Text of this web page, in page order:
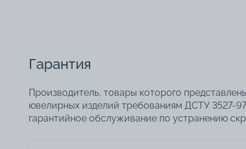
Гарантия
Производитель, товары которого
ювелирных изделий требованиям ДСТУ 3527-
гарантийное обслуживание по устранению